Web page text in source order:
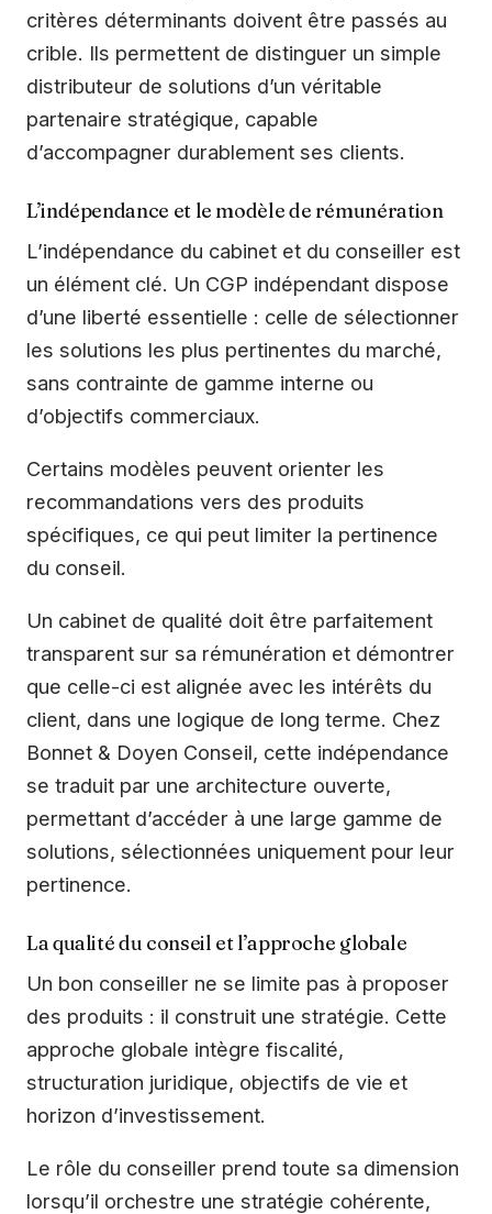
critères déterminants doivent être passés au
crible. Ils permettent de distinguer un simple
distributeur de solutions d’un véritable
partenaire stratégique, capable
d’accompagner durablement ses clients.
L’indépendance et le modèle de rémunération
L’indépendance du cabinet et du conseiller est
un élément clé. Un CGP indépendant dispose
d’une liberté essentielle : celle de sélectionner
les solutions les plus pertinentes du marché,
sans contrainte de gamme interne ou
d’objectifs commerciaux.
Certains modèles peuvent orienter les
recommandations vers des produits
spécifiques, ce qui peut limiter la pertinence
du conseil.
Un cabinet de qualité doit être parfaitement
transparent sur sa rémunération et démontrer
que celle-ci est alignée avec les intérêts du
client, dans une logique de long terme. Chez
Bonnet & Doyen Conseil, cette indépendance
se traduit par une architecture ouverte,
permettant d’accéder à une large gamme de
solutions, sélectionnées uniquement pour leur
pertinence.
La qualité du conseil et l’approche globale
Un bon conseiller ne se limite pas à proposer
des produits : il construit une stratégie. Cette
approche globale intègre fiscalité,
structuration juridique, objectifs de vie et
horizon d’investissement.
Le rôle du conseiller prend toute sa dimension
lorsqu’il orchestre une stratégie cohérente,